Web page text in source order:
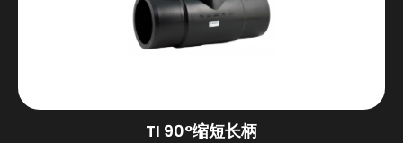
TI 90°缩短长柄